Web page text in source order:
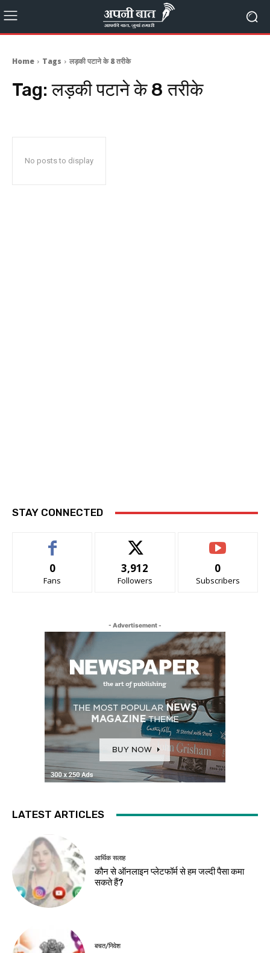
Home Tags लड़की पटाने के 8 तरीके
Tag:लड़की पटाने के 8 तरीके
No posts to display
STAY CONNECTED
0
Fans
3,912
Followers
0
Subscribers
- Advertisement -
LATEST ARTICLES
आर्थिक सलाह
कौन से ऑनलाइन प्लेटफॉर्म से हम जल्दी पैसा कमा
सकते हैं?
बचत/निवेश